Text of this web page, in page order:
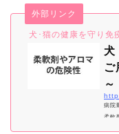
犬･猫の健康を守り免
外部リンク
犬
ご
～
病院
柔軟